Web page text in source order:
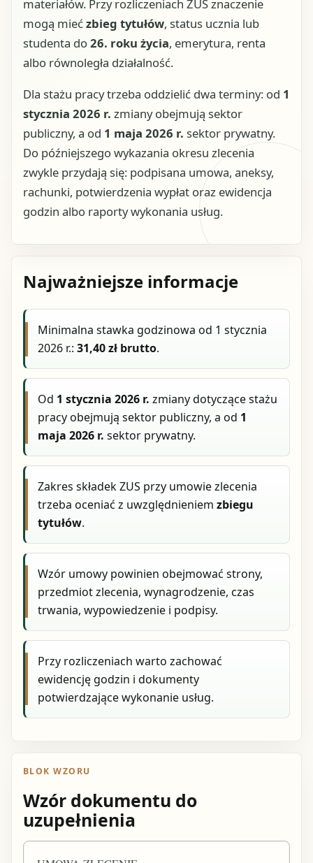
materiałów. Przy rozliczeniach ZUS znaczenie
mogą miećzbieg tytułów, status ucznia lub
studenta do26. roku życia, emerytura, renta
albo równoległa działalność.
Dla stażu pracy trzeba oddzielić dwa terminy: od 1
stycznia 2026 r. zmiany obejmują sektor
publiczny, a od 1 maja 2026 r. sektor prywatny.
Do późniejszego wykazania okresu zlecenia
zwykle przydają się: podpisana umowa, aneksy,
rachunki, potwierdzenia wypłat oraz ewidencja
godzin albo raporty wykonania usług.
Najważniejsze informacje
Minimalna stawka godzinowa od 1 stycznia
2026 r.:31,40 zł brutto.
Od 1 stycznia 2026 r. zmiany dotyczące stażu
pracy obejmują sektor publiczny, a od 1
maja 2026 r. sektor prywatny.
Zakres składek ZUS przy umowie zlecenia
trzeba oceniać z uwzględnieniemzbiegu
tytułów.
Wzór umowy powinien obejmować strony,
przedmiot zlecenia, wynagrodzenie, czas
trwania, wypowiedzenie i podpisy.
Przy rozliczeniach warto zachować
ewidencję godzin i dokumenty
potwierdzające wykonanie usług.
BLOK WZORU
Wzór dokumentu do
uzupełnienia